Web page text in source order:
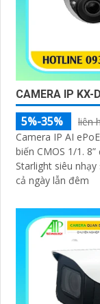
CAMERA IP KX-
5%-35%
liên
Camera IP AI
biến CMOS 1/1.
Starlight siêu
cả ngày lẫn đêm